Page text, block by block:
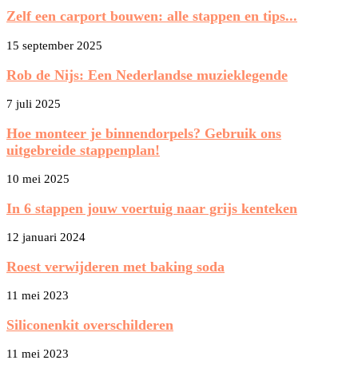
Zelf een carport bouwen: alle stappen en tips...
15 september 2025
Rob de Nijs: Een Nederlandse muzieklegende
7 juli 2025
Hoe monteer je binnendorpels? Gebruik ons
uitgebreide stappenplan!
10 mei 2025
In 6 stappen jouw voertuig naar grijs kenteken
12 januari 2024
Roest verwijderen met baking soda
11 mei 2023
Siliconenkit overschilderen
11 mei 2023